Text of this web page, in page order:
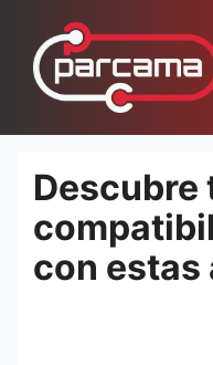
conteúdo
Descubre
con estas